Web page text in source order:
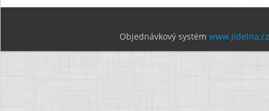
Objednávkový systém www.jidelna.cz